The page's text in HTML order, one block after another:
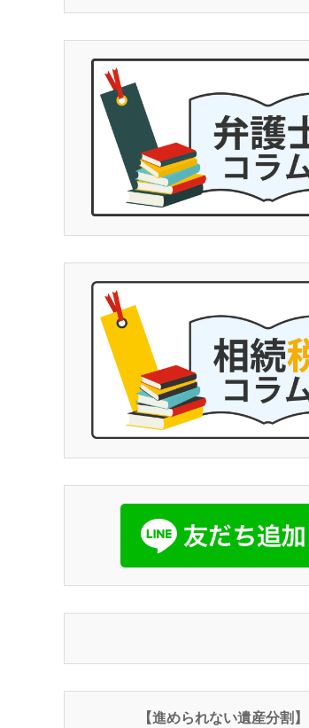
【進められない遺産分割】